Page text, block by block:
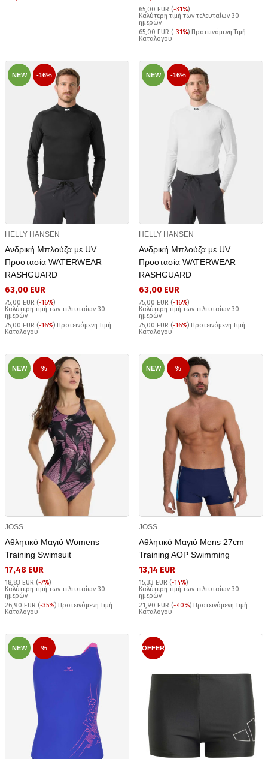
65,00 EUR (-31%)
Καλύτερη τιμή των τελευταίων 30
ημερών
65,00 EUR (-31%) Προτεινόμενη Τιμή
Καταλόγου
NEW -16%
HELLY HANSEN
Ανδρική Μπλούζα με UV
Προστασία WATERWEAR
RASHGUARD
63,00 EUR
75,00 EUR (-16%)
Καλύτερη τιμή των τελευταίων 30
ημερών
75,00 EUR (-16%) Προτεινόμενη Τιμή
Καταλόγου
NEW -16%
HELLY HANSEN
Ανδρική Μπλούζα με UV
Προστασία WATERWEAR
RASHGUARD
63,00 EUR
75,00 EUR (-16%)
Καλύτερη τιμή των τελευταίων 30
ημερών
75,00 EUR (-16%) Προτεινόμενη Τιμή
Καταλόγου
NEW %
JOSS
Αθλητικό Μαγιό Womens
Training Swimsuit
17,48 EUR
18,83 EUR (-7%)
Καλύτερη τιμή των τελευταίων 30
ημερών
26,90 EUR (-35%) Προτεινόμενη Τιμή
Καταλόγου
NEW %
JOSS
Αθλητικό Μαγιό Mens 27cm
Training AOP Swimming
13,14 EUR
15,33 EUR (-14%)
Καλύτερη τιμή των τελευταίων 30
ημερών
21,90 EUR (-40%) Προτεινόμενη Τιμή
Καταλόγου
NEW % OFFER